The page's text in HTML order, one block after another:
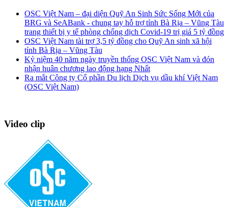
OSC Việt Nam – đại diện Quỹ An Sinh Sức Sống Mới của
BRG và SeABank - chung tay hỗ trợ tỉnh Bà Rịa – Vũng Tàu
trang thiết bị y tế phòng chống dịch Covid-19 trị giá 5 tỷ đồng
OSC Việt Nam tài trợ 3,5 tỷ đồng cho Quỹ An sinh xã hội
tỉnh Bà Rịa – Vũng Tàu
Kỷ niệm 40 năm ngày truyền thống OSC Việt Nam và đón
nhận huân chương lao động hạng Nhất
Ra mắt Công ty Cổ phần Du lịch Dịch vụ dầu khí Việt Nam
(OSC Việt Nam)
Video clip